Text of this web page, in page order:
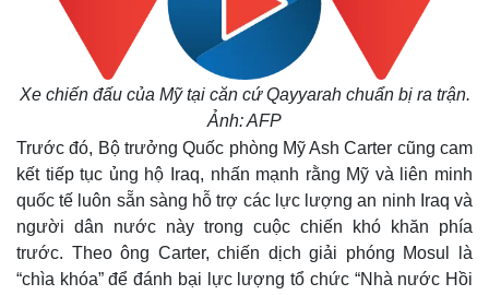
Xe chiến đấu của Mỹtại căn cứQayyarah chuẩn bị ra trận.
Ảnh: AFP
Trước đó, Bộ trưởng Quốc phòng Mỹ Ash Carter cũng cam
kết tiếp tục ủng hộ Iraq, nhấn mạnh rằng Mỹ và liên minh
quốc tế luôn sẵn sàng hỗ trợ các lực lượng an ninh Iraq và
người dân nước này trong cuộc chiến khó khăn phía
trước. Theo ông Carter, chiến dịch giải phóng Mosul là
“chìa khóa” để đánh bại lực lượng tổ chức “Nhà nước Hồi